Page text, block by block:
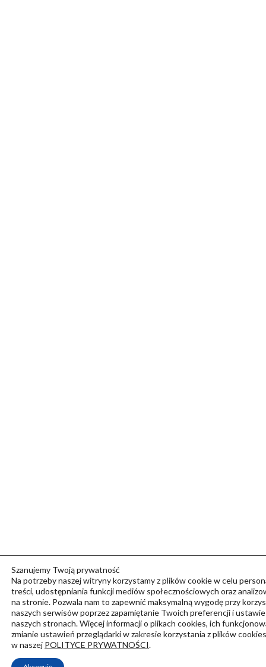
Szanujemy Twoją prywatność
Na potrzeby naszej witryny korzystamy z plików cookie w celu
treści, udostępniania funkcji mediów społecznościowych oraz
na stronie. Pozwala nam to zapewnić maksymalną wygodę przy
naszych serwisów poprzez zapamiętanie Twoich preferencji i
naszych stronach. Więcej informacji o plikach cookies, ich
zmianie ustawień przeglądarki w zakresie korzystania z plików
w naszej POLITYCE PRYWATNOŚCI.